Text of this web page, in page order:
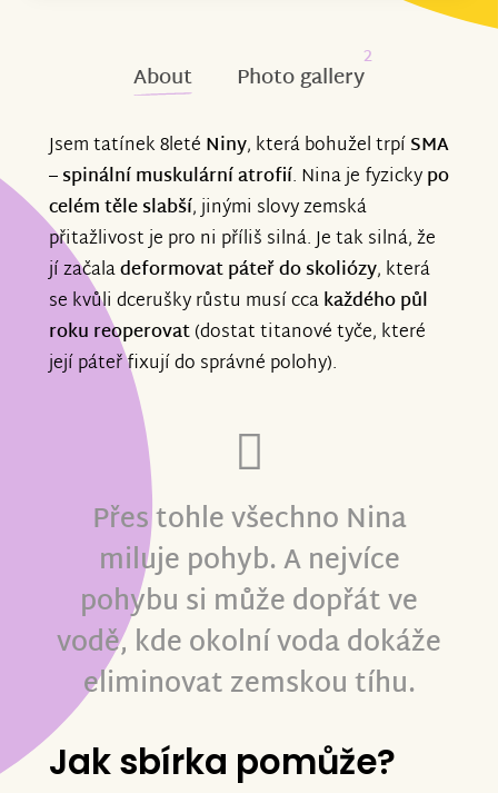
About Photo gallery
2
Jsem tatínek 8leté Niny, která bohužel trpíSMA
– spinální muskulární atrofií. Nina je fyzickypo
celém těle slabší, jinými slovy zemská
přitažlivost je pro ni příliš silná. Je tak silná, že
jí začaladeformovat páteř do skoliózy, která
se kvůli dcerušky růstu musí ccakaždého půl
roku reoperovat(dostat titanové tyče, které
její páteř fixují do správné polohy).
Přes tohle všechno Nina
miluje pohyb. A nejvíce
pohybu si může dopřát ve
vodě, kde okolní voda dokáže
eliminovat zemskou tíhu.
Jak sbírka pomůže?